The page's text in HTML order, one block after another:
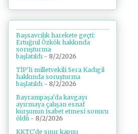
Başsavcılık harekete geçti:
Ertuğrul Özkök hakkında
soruşturma
başlatıldı - 8/2/2026
TİP'li milletvekili Sera Kadıgil
hakkında soruşturma
başlatıldı - 8/2/2026
Bayrampaşa'da kavgayı
ayırmaya çalışan esnaf
kurşunun isabet etmesi sonucu
öldü - 8/2/2026
KKTC'de sınır kapısı